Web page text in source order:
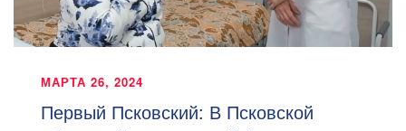
МАРТА 26, 2024
Первый Псковский: В Псковской